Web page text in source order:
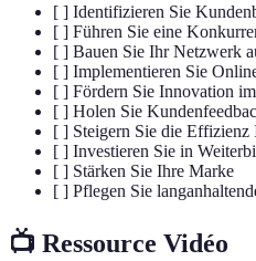
[ ] Identifizieren Sie
[ ] Führen Sie eine
[ ] Bauen Sie Ihr Netzwerk
[ ] Implementieren Sie
[ ] Fördern Sie Innovation
[ ] Holen Sie
[ ] Steigern Sie die Effizienz
[ ] Investieren Sie in
[ ] Stärken Sie Ihre Marke
[ ] Pflegen Sie
📺 Ressource Vidéo